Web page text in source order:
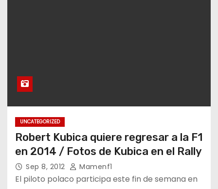
UNCATEGORIZED
Robert Kubica quiere regresar a la F1
en 2014 / Fotos de Kubica en el Rally
Sep 8, 2012 Mamenf1
El piloto polaco participa este fin de semana en